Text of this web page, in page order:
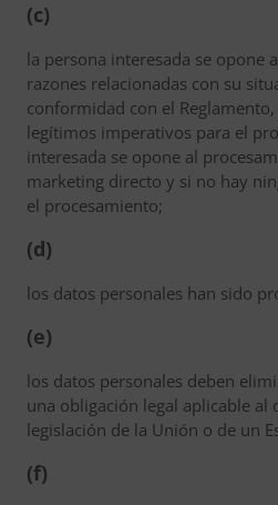
(c)
la persona interesada se opone
razones relacionadas con su
conformidad con el
legítimos imperativos para el
interesada se opone al
marketing directo y si no hay
el procesamiento;
(d)
los datos personales han sido
(e)
los datos personales deben
una obligación legal aplicable
legislación de la Unión o de un
(f)